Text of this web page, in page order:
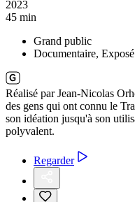
2023
45 min
Grand public
Documentaire, Exposé
Réalisé par Jean-Nicolas
des gens qui ont connu le
son idéation jusqu'à son
polyvalent.
Regarder